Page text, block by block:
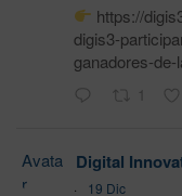
https://
digis3-
ganadores-de-
1
Avata
r
Digital
·
19 Dic